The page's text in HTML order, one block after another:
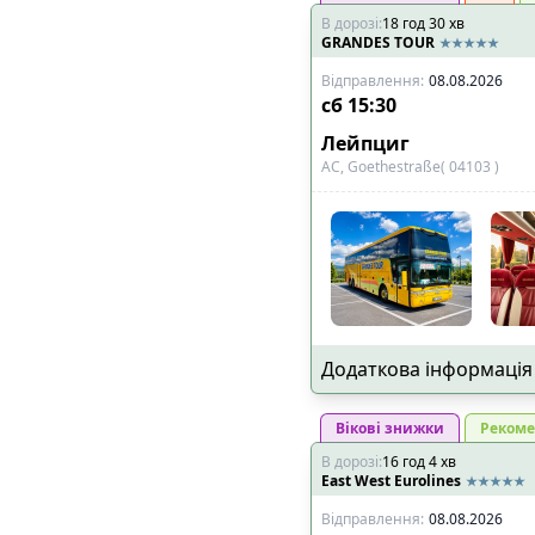
🚏Наявність пересадки
➡️Тільки прямі
📍 Основне, що
✅Виїзд і
конкретною
✅ Дитяче крісло
🚍Тип транспорту :
🚌
🚐VIP
👑Додатковий
🔌 Електроніка та
В дорозі:18 год30хв
GRANDES TOUR
Відправлення: 08.08.2026
сб 15:30
Лейпциг
АС, Goethestraße( 04103 )
Додаткова інформація
Вікові знижки
В дорозі:16 год4хв
East West Eurolines
Відправлення: 08.08.2026